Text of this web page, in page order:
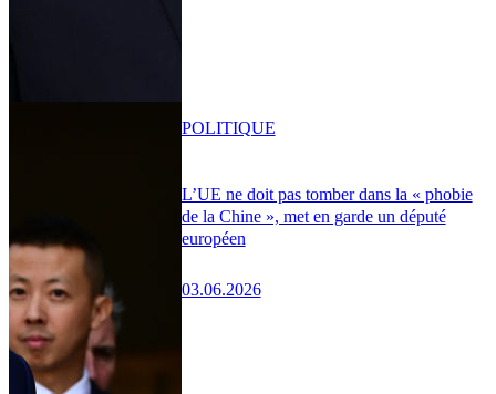
L’UE ne doit pas tomber dans la « phobie
de la Chine », met en garde un député
européen
03.06.2026
POLITIQUE